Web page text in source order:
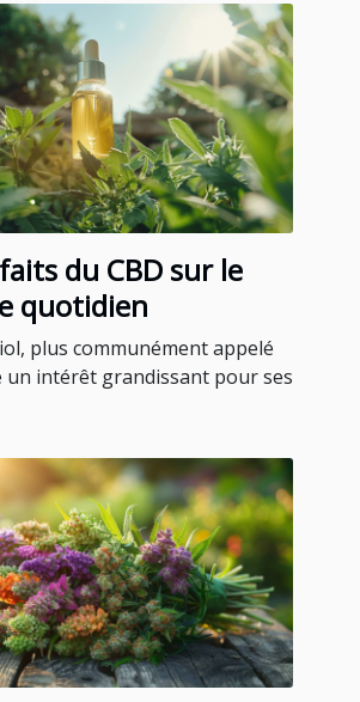
du CBD sur le
quotidien
plus communément appelé
un intérêt grandissant pour ses